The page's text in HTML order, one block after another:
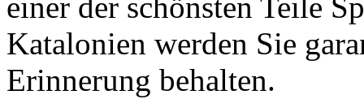
einer der schönsten Teile
Katalonien werden Sie
Erinnerung behalten.